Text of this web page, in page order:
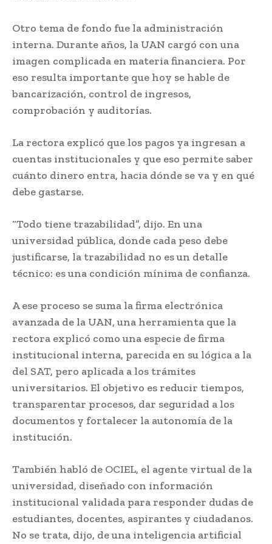
Otro tema de fondo fue la administración
interna. Durante años, la UAN cargó con una
imagen complicada en materia financiera. Por
eso resulta importante que hoy se hable de
bancarización, control de ingresos,
comprobación y auditorías.
La rectora explicó que los pagos ya ingresan a
cuentas institucionales y que eso permite saber
cuánto dinero entra, hacia dónde se va y en qué
debe gastarse.
“Todo tiene trazabilidad”, dijo. En una
universidad pública, donde cada peso debe
justificarse, la trazabilidad no es un detalle
técnico: es una condición mínima de confianza.
A ese proceso se suma la firma electrónica
avanzada de la UAN, una herramienta que la
rectora explicó como una especie de firma
institucional interna, parecida en su lógica a la
del SAT, pero aplicada a los trámites
universitarios. El objetivo es reducir tiempos,
transparentar procesos, dar seguridad a los
documentos y fortalecer la autonomía de la
institución.
También habló de OCIEL, el agente virtual de la
universidad, diseñado con información
institucional validada para responder dudas de
estudiantes, docentes, aspirantes y ciudadanos.
No se trata, dijo, de una inteligencia artificial